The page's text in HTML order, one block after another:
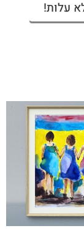
עלות!